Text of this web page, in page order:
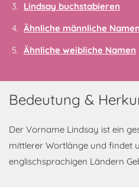
Lindsay buchstabieren
Ähnliche männliche Namen
Ähnliche weibliche Namen
Bedeutung &
Der Vorname Lindsay ist ein
mittlerer Wortlänge und findet
englischsprachigen Ländern